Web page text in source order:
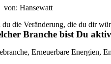
von: Hansewatt
du die Veränderung, die du dir
Branche bist Du
Erneuerbare Energien,